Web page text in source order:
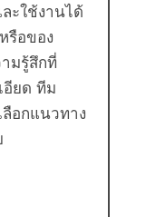
ะใช้งานได้
รือของ
มรู้สึกที่
ยด ทีม
อกแนวทาง